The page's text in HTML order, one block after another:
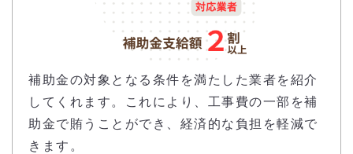
補助金の対象となる条件を満たした業者を紹介
してくれます。これにより、工事費の一部を補
助金で賄うことができ、経済的な負担を軽減で
きます。